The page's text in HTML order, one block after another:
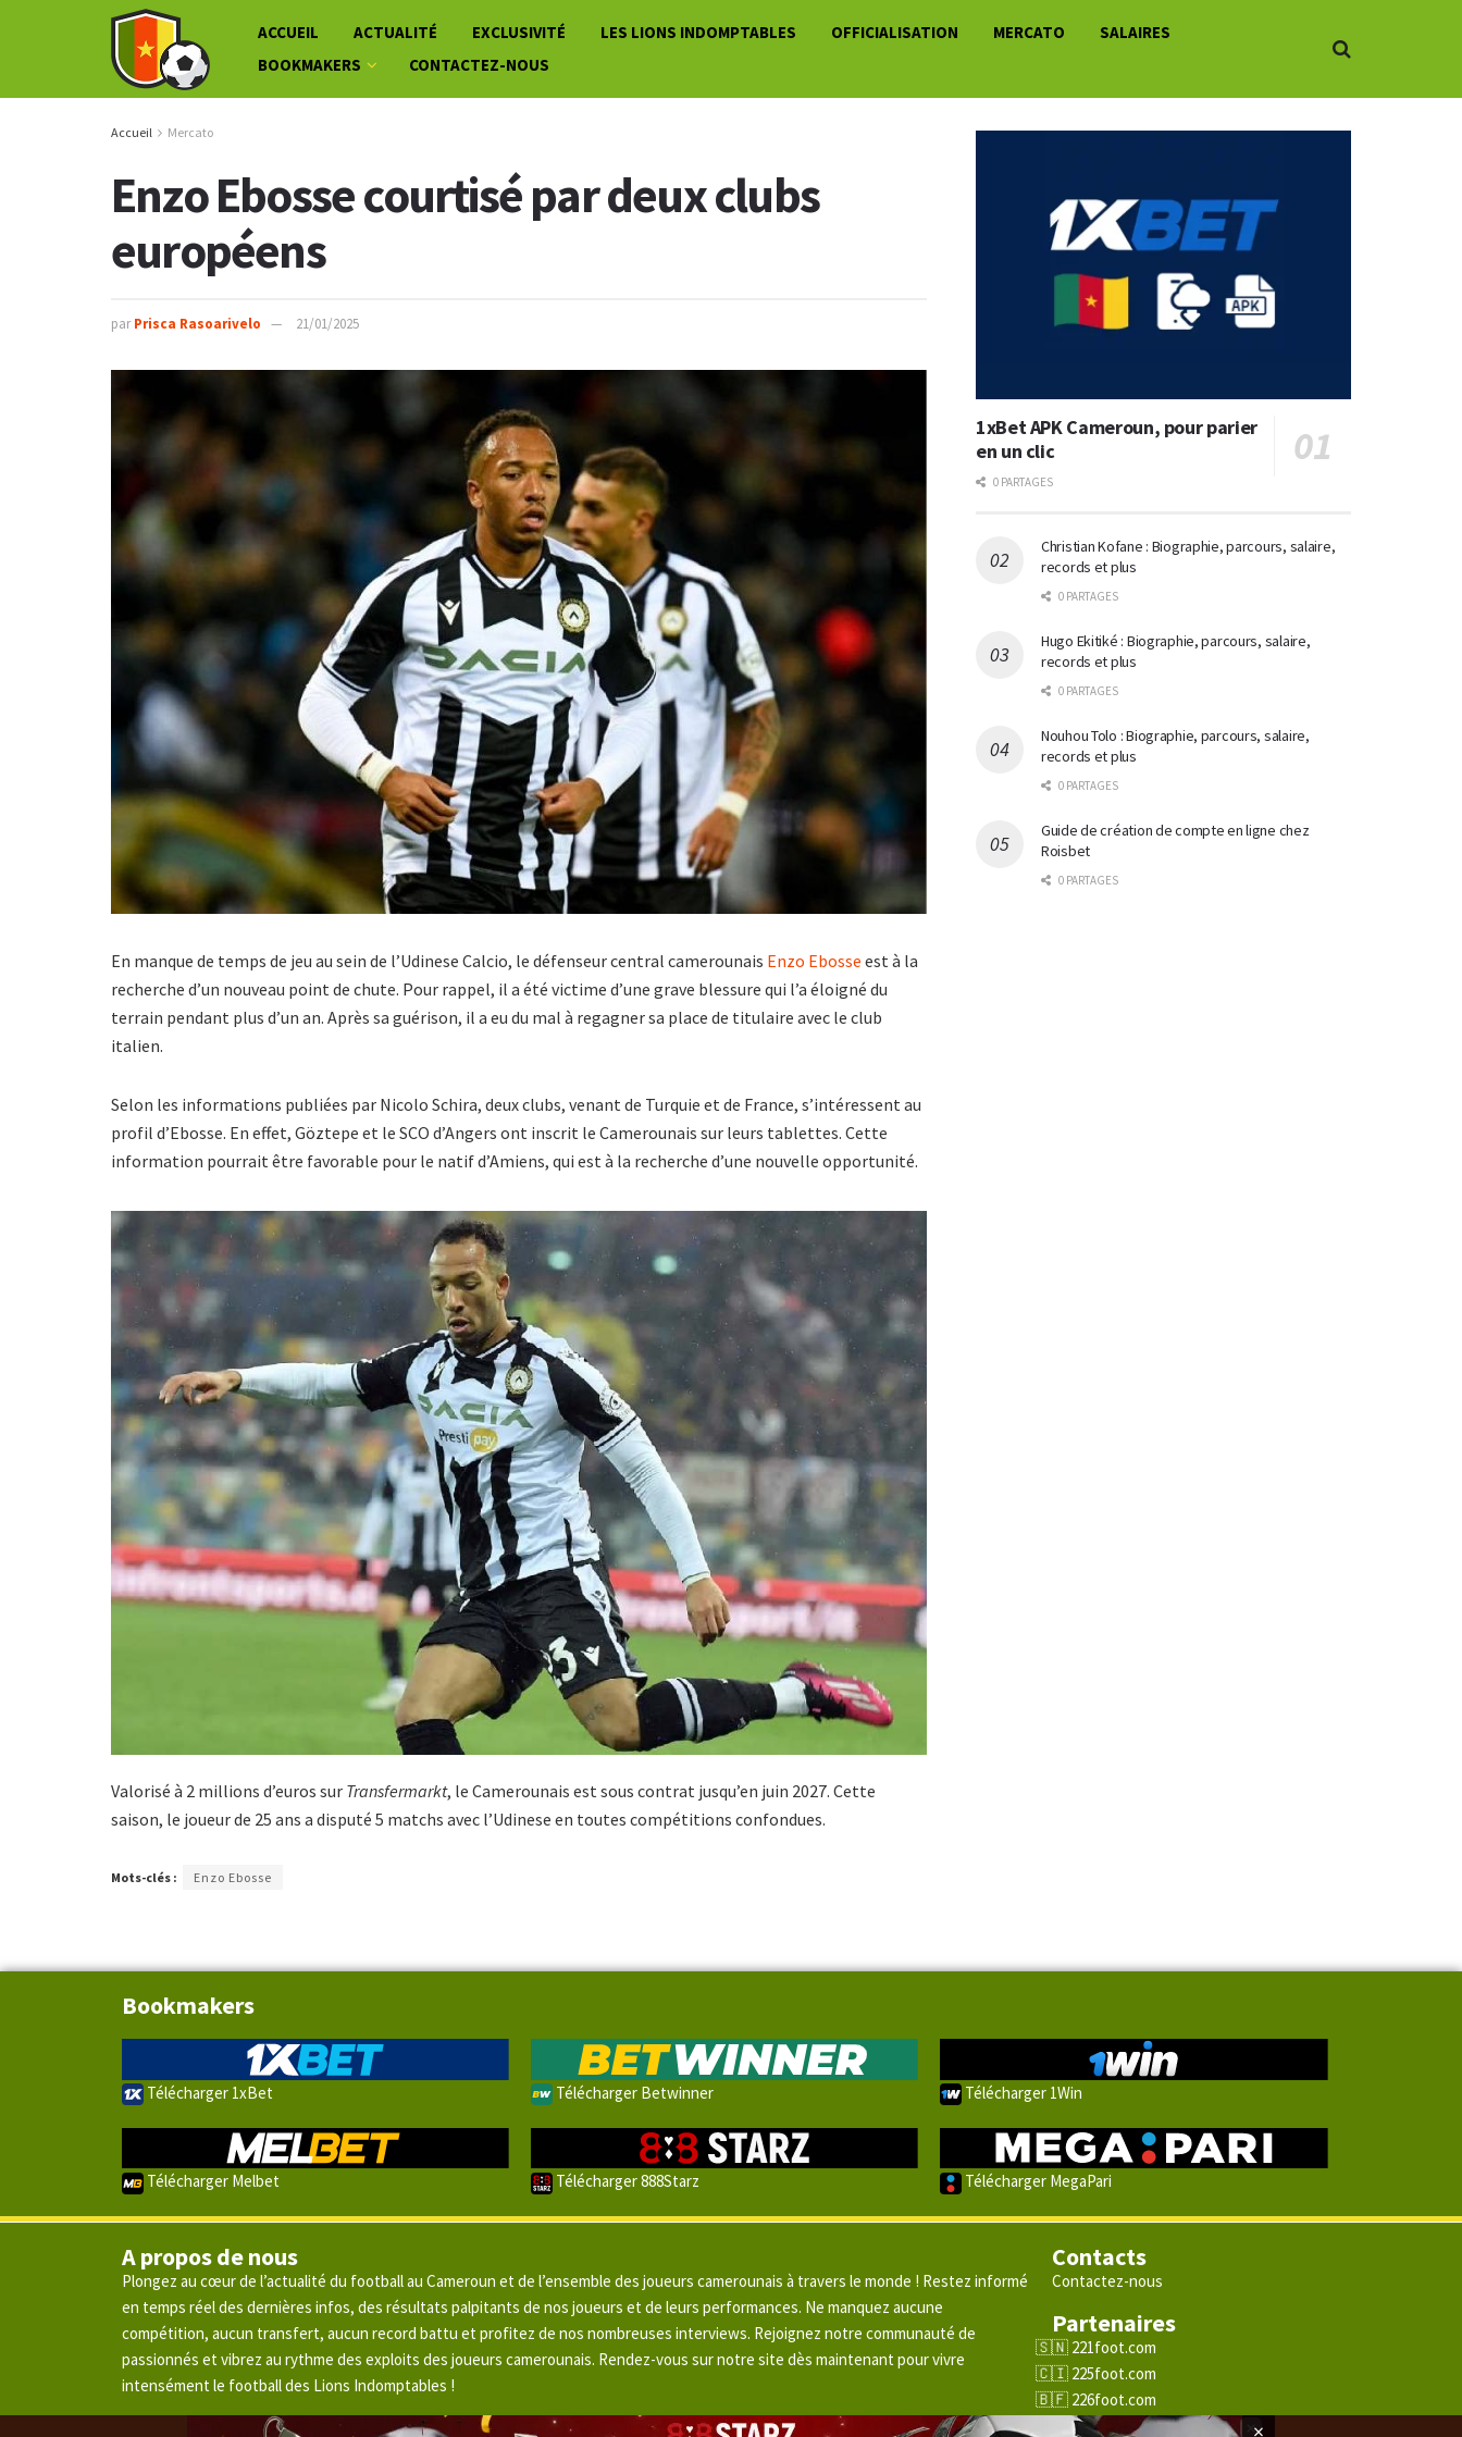
ACCUEIL ACTUALITÉ EXCLUSIVITÉ LES LIONS INDOMPTABLES OFFICIALISATION MERCATO
SALAIRES
BOOKMAKERS
CONTACTEZ-NOUS
Accueil Mercato
Enzo Ebosse courtisé par deux clubs
européens
par Prisca Rasoarivelo 21/01/2025
En manque de temps de jeu au sein de l’Udinese Calcio, le défenseur central camerounais Enzo Ebosse est à la
recherche d’un nouveau point de chute. Pour rappel, il a été victime d’une grave blessure qui l’a éloigné du
terrain pendant plus d’un an. Après sa guérison, il a eu du mal à regagner sa place de titulaire avec le club
italien.
Selon les informations publiées par Nicolo Schira, deux clubs, venant de Turquie et de France, s’intéressent au
profil d’Ebosse. En effet, Göztepe et le SCO d’Angers ont inscrit le Camerounais sur leurs tablettes. Cette
information pourrait être favorable pour le natif d’Amiens, qui est à la recherche d’une nouvelle opportunité.
Valorisé à 2 millions d’euros sur Transfermarkt, le Camerounais est sous contrat jusqu’en juin 2027. Cette
saison, le joueur de 25 ans a disputé 5 matchs avec l’Udinese en toutes compétitions confondues.
Mots-clés : Enzo Ebosse
1xBet APK Cameroun, pour parier
en un clic
0 PARTAGES
Christian Kofane : Biographie, parcours, salaire,
records et plus
0 PARTAGES
Hugo Ekitiké : Biographie, parcours, salaire,
records et plus
0 PARTAGES
Nouhou Tolo : Biographie, parcours, salaire,
records et plus
0 PARTAGES
Guide de création de compte en ligne chez
Roisbet
0 PARTAGES
Bookmakers
Télécharger 1xBet Télécharger Betwinner Télécharger 1Win
Télécharger Melbet Télécharger 888Starz Télécharger MegaPari
A propos de nous
Plongez au cœur de l’actualité du football au Cameroun et de l’ensemble des joueurs camerounais à travers le monde ! Restez informé
en temps réel des dernières infos, des résultats palpitants de nos joueurs et de leurs performances. Ne manquez aucune
compétition, aucun transfert, aucun record battu et profitez de nos nombreuses interviews. Rejoignez notre communauté de
passionnés et vibrez au rythme des exploits des joueurs camerounais. Rendez-vous sur notre site dès maintenant pour vivre
intensément le football des Lions Indomptables !
Contacts
Contactez-nous
Partenaires
221foot.com
225foot.com
226foot.com
228foot.com
×